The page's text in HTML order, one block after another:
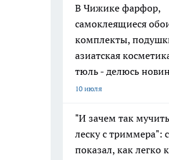
В Чижике фарфор,
самоклеящиеся
комплекты,
азиатская
тюль - делюсь
10 июля
"И зачем так
леску с триммера":
показал, как легко